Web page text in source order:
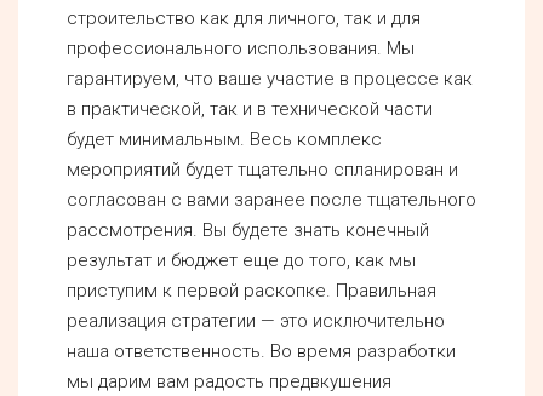
строительство как для личного, так и для
профессионального использования. Мы
гарантируем, что ваше участие в процессе как
в практической, так и в технической части
будет минимальным. Весь комплекс
мероприятий будет тщательно спланирован и
согласован с вами заранее после тщательного
рассмотрения. Вы будете знать конечный
результат и бюджет еще до того, как мы
приступим к первой раскопке. Правильная
реализация стратегии — это исключительно
наша ответственность. Во время разработки
мы дарим вам радость предвкушения